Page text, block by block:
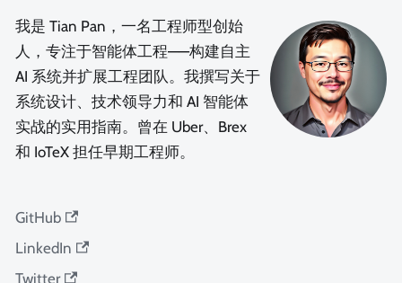
我是 Tian Pan，一名工程师型创始
人，专注于智能体工程——构建自主
AI 系统并扩展工程团队。我撰写关于
系统设计、技术领导力和 AI 智能体
实战的实用指南。曾在 Uber、Brex
和 IoTeX 担任早期工程师。
GitHub
LinkedIn
Twitter